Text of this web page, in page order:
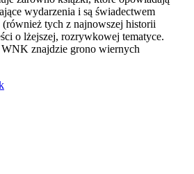
wydarzenia i są świadectwem
tych z najnowszej historii
o lżejszej, rozrywkowej tematyce.
znajdzie grono wiernych